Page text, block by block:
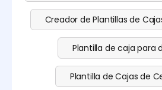
Creador de Plantillas de
Plantilla de caja para
Plantilla de Cajas de